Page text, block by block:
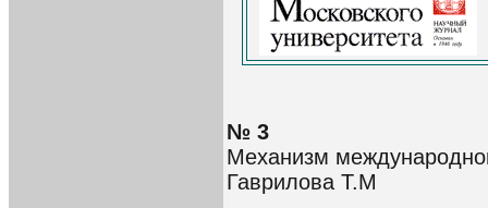
№ 3
Механизм
Гаврилова Т.М